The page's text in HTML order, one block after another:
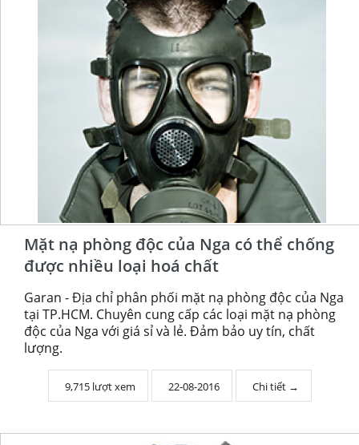
Mặt nạ phòng độc của Nga có thể chống
được nhiều loại hoá chất
Garan - Địa chỉ phân phối mặt nạ phòng độc của Nga
tại TP.HCM. Chuyên cung cấp các loại mặt nạ phòng
độc của Nga với giá sỉ và lẻ. Đảm bảo uy tín, chất
lượng.
9,715 lượt xem 22-08-2016 Chi tiết →